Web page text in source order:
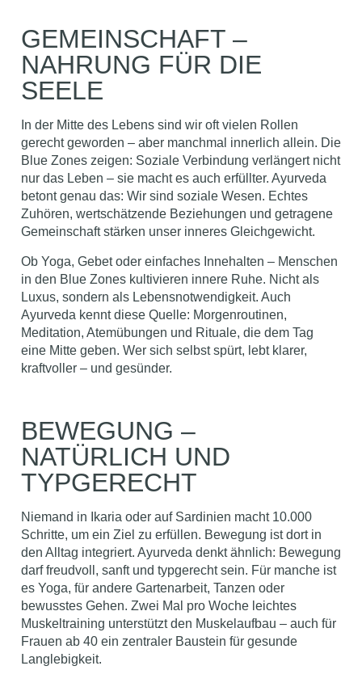
GEMEINSCHAFT –
NAHRUNG FÜR DIE
SEELE
In der Mitte des Lebens sind wir oft vielen Rollen
gerecht geworden – aber manchmal innerlich allein. Die
Blue Zones zeigen: Soziale Verbindung verlängert nicht
nur das Leben – sie macht es auch erfüllter. Ayurveda
betont genau das: Wir sind soziale Wesen. Echtes
Zuhören, wertschätzende Beziehungen und getragene
Gemeinschaft stärken unser inneres Gleichgewicht.
Ob Yoga, Gebet oder einfaches Innehalten – Menschen
in den Blue Zones kultivieren innere Ruhe. Nicht als
Luxus, sondern als Lebensnotwendigkeit. Auch
Ayurveda kennt diese Quelle: Morgenroutinen,
Meditation, Atemübungen und Rituale, die dem Tag
eine Mitte geben. Wer sich selbst spürt, lebt klarer,
kraftvoller – und gesünder.
BEWEGUNG –
NATÜRLICH UND
TYPGERECHT
Niemand in Ikaria oder auf Sardinien macht 10.000
Schritte, um ein Ziel zu erfüllen. Bewegung ist dort in
den Alltag integriert. Ayurveda denkt ähnlich: Bewegung
darf freudvoll, sanft und typgerecht sein. Für manche ist
es Yoga, für andere Gartenarbeit, Tanzen oder
bewusstes Gehen. Zwei Mal pro Woche leichtes
Muskeltraining unterstützt den Muskelaufbau – auch für
Frauen ab 40 ein zentraler Baustein für gesunde
Langlebigkeit.